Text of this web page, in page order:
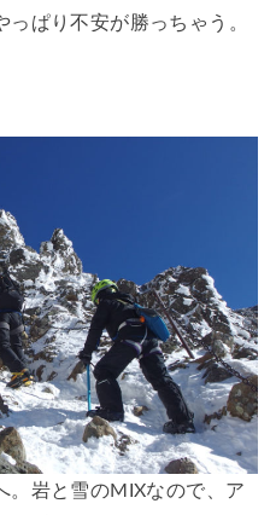
ぱり不安が勝っちゃう。
。岩と雪のMIXなので、ア